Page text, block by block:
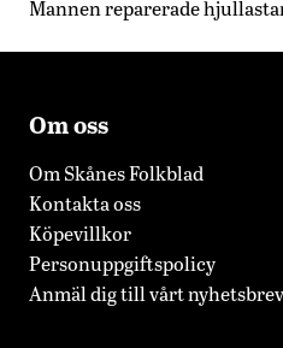
Mannen reparerade
Om oss
Om Skånes Folkblad
Kontakta oss
Köpevillkor
Personuppgiftspolicy
Anmäl dig till vårt nyhetsbrev